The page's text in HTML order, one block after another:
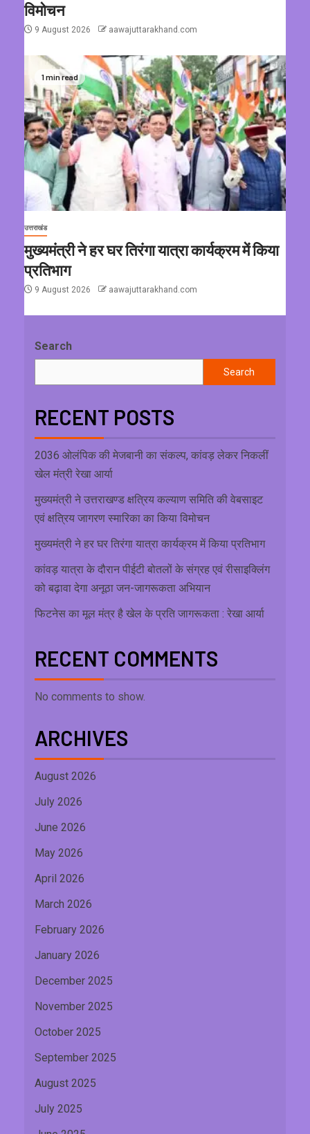
विमोचन
9 August 2026 aawajuttarakhand.com
1 min read
उत्तराखंड
मुख्यमंत्री ने हर घर तिरंगा यात्रा कार्यक्रम में किया
प्रतिभाग
9 August 2026 aawajuttarakhand.com
Search
Search
RECENT POSTS
2036 ओलंपिक की मेजबानी का संकल्प, कांवड़ लेकर निकलीं
खेल मंत्री रेखा आर्या
मुख्यमंत्री ने उत्तराखण्ड क्षत्रिय कल्याण समिति की वेबसाइट
एवं क्षत्रिय जागरण स्मारिका का किया विमोचन
मुख्यमंत्री ने हर घर तिरंगा यात्रा कार्यक्रम में किया प्रतिभाग
कांवड़ यात्रा के दौरान पीईटी बोतलों के संग्रह एवं रीसाइक्लिंग
को बढ़ावा देगा अनूठा जन-जागरूकता अभियान
फिटनेस का मूल मंत्र है खेल के प्रति जागरूकता : रेखा आर्या
RECENT COMMENTS
No comments to show.
ARCHIVES
August 2026
July 2026
June 2026
May 2026
April 2026
March 2026
February 2026
January 2026
December 2025
November 2025
October 2025
September 2025
August 2025
July 2025